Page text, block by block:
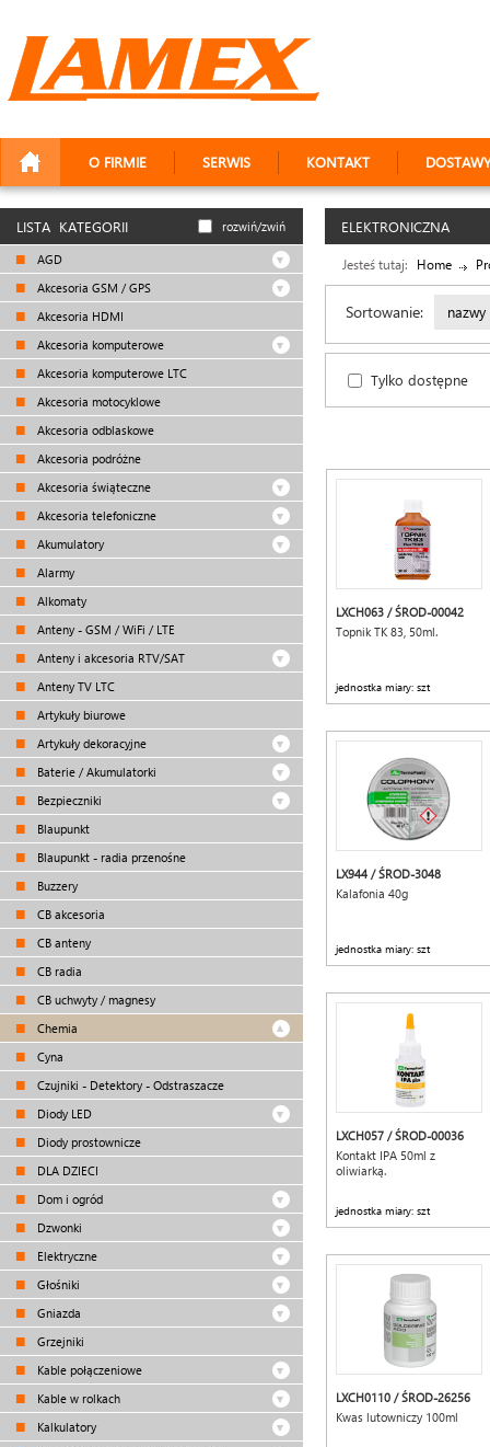
O FIRMIE SERWIS KONTAKT DOSTAWY
LISTA KATEGORII rozwiń/zwiń
AGD
Akcesoria GSM / GPS
Akcesoria HDMI
Akcesoria komputerowe
Akcesoria komputerowe LTC
Akcesoria motocyklowe
Akcesoria odblaskowe
Akcesoria podróżne
Akcesoria świąteczne
Akcesoria telefoniczne
Akumulatory
Alarmy
Alkomaty
Anteny - GSM / WiFi / LTE
Anteny i akcesoria RTV/SAT
Anteny TV LTC
Artykuły biurowe
Artykuły dekoracyjne
Baterie / Akumulatorki
Bezpieczniki
Blaupunkt
Blaupunkt - radia przenośne
Buzzery
CB akcesoria
CB anteny
CB radia
CB uchwyty / magnesy
Chemia
Cyna
Czujniki - Detektory - Odstraszacze
Diody LED
Diody prostownicze
DLA DZIECI
Dom i ogród
Dzwonki
Elektryczne
Głośniki
Gniazda
Grzejniki
Kable połączeniowe
Kable w rolkach
Kalkulatory
ELEKTRONICZNA
Jesteś tutaj: Home
Sortowanie: nazwy
Tylko dostępne
LXCH063 / ŚROD-00042
Topnik TK 83, 50ml.
jednostka miary: szt
LX944 / ŚROD-3048
Kalafonia 40g
jednostka miary: szt
LXCH057 / ŚROD-00036
Kontakt IPA 50ml z
oliwiarką.
jednostka miary: szt
LXCH0110 / ŚROD-26256
Kwas lutowniczy 100ml